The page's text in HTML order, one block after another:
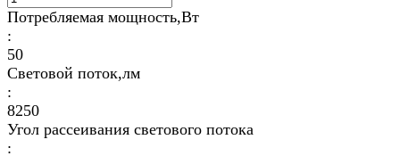
Потребляемая мощность,Вт
:
50
Световой поток,лм
:
8250
Угол рассеивания светового потока
: